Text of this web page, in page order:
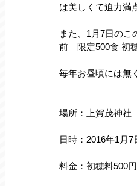
は美しくて迫力満
また、1月7日の
前　限定500食 初
毎年お昼頃には無
場所：上賀茂神社
日時：2016年1月7
料金：初穂料500円